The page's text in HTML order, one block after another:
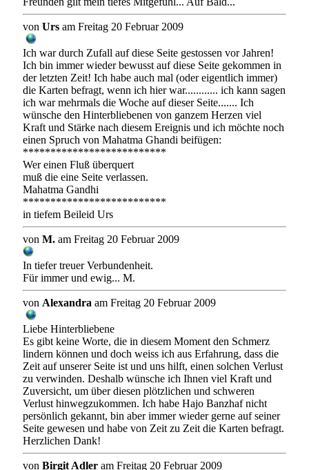
von Urs am Freitag 20 Februar 2009
Ich war durch Zufall auf diese Seite gestossen vor Jahren!
Ich bin immer wieder bewusst auf diese Seite gekommen in
der letzten Zeit! Ich habe auch mal (oder eigentlich immer)
die Karten befragt, wenn ich hier war............ ich kann sagen
ich war mehrmals die Woche auf dieser Seite....... Ich
wünsche den Hinterbliebenen von ganzem Herzen viel
Kraft und Stärke nach diesem Ereignis und ich möchte noch
einen Spruch von Mahatma Ghandi beifügen:
**************************
Wer einen Fluß überquert
muß die eine Seite verlassen.
Mahatma Gandhi
**************************
in tiefem Beileid Urs
von M. am Freitag 20 Februar 2009
In tiefer treuer Verbundenheit.
Für immer und ewig... M.
von Alexandra am Freitag 20 Februar 2009
Liebe Hinterbliebene
Es gibt keine Worte, die in diesem Moment den Schmerz
lindern können und doch weiss ich aus Erfahrung, dass die
Zeit auf unserer Seite ist und uns hilft, einen solchen Verlust
zu verwinden. Deshalb wünsche ich Ihnen viel Kraft und
Zuversicht, um über diesen plötzlichen und schweren
Verlust hinwegzukommen. Ich habe Hajo Banzhaf nicht
persönlich gekannt, bin aber immer wieder gerne auf seiner
Seite gewesen und habe von Zeit zu Zeit die Karten befragt.
Herzlichen Dank!
von Birgit Adler am Freitag 20 Februar 2009